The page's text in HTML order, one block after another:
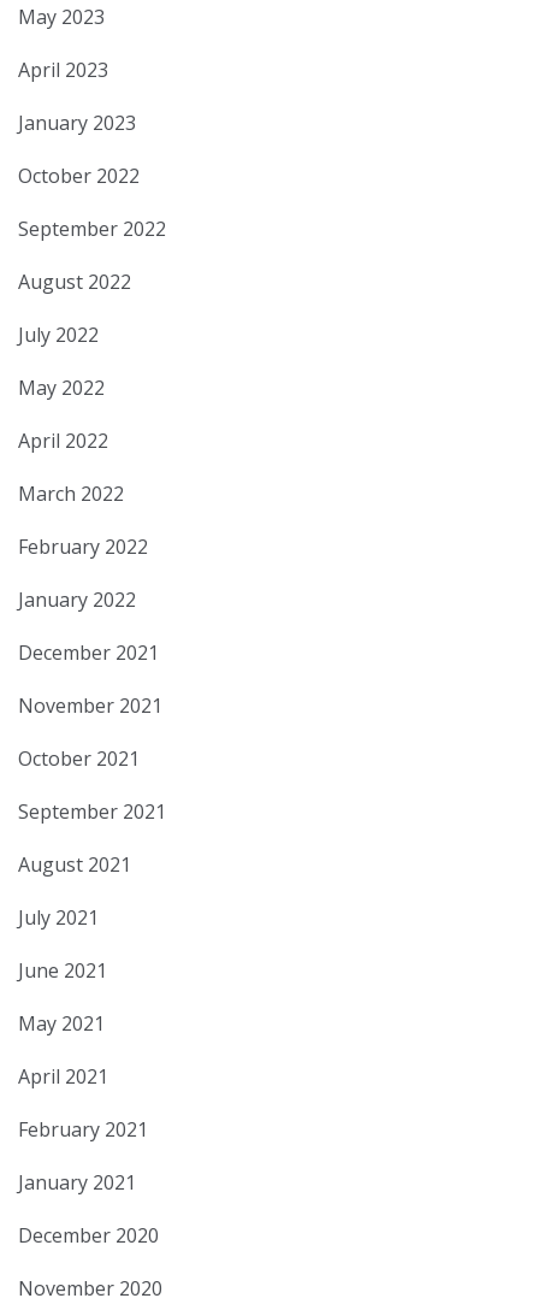
May 2023
April 2023
January 2023
October 2022
September 2022
August 2022
July 2022
May 2022
April 2022
March 2022
February 2022
January 2022
December 2021
November 2021
October 2021
September 2021
August 2021
July 2021
June 2021
May 2021
April 2021
February 2021
January 2021
December 2020
November 2020